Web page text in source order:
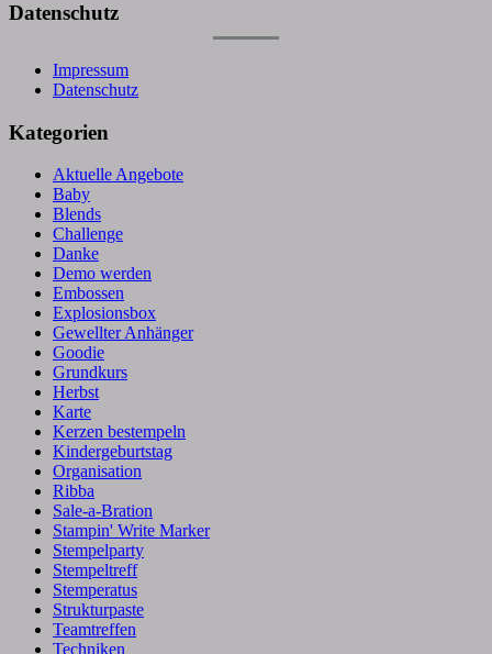
Datenschutz
Impressum
Datenschutz
Kategorien
Aktuelle Angebote
Baby
Blends
Challenge
Danke
Demo werden
Embossen
Explosionsbox
Gewellter Anhänger
Goodie
Grundkurs
Herbst
Karte
Kerzen bestempeln
Kindergeburtstag
Organisation
Ribba
Sale-a-Bration
Stampin' Write Marker
Stempelparty
Stempeltreff
Stemperatus
Strukturpaste
Teamtreffen
Techniken